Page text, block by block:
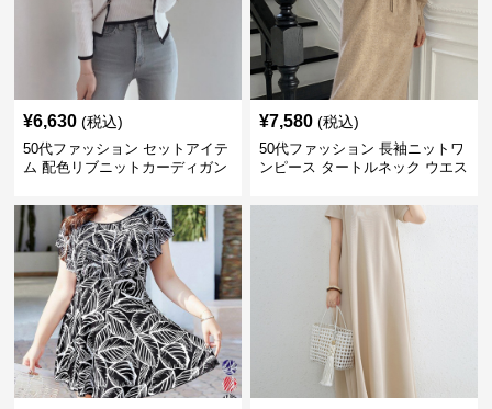
¥6,630 (税込)
50代ファッション セットアイテ
ム 配色リブニットカーディガン
¥7,580 (税込)
50代ファッション 長袖ニットワ
ンピース タートルネック ウエス